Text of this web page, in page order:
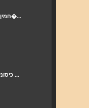
חמין טבעוני ביתי, טעים וקל להכ�...
כיסוני בצק טופו ממולא בשעועית ...